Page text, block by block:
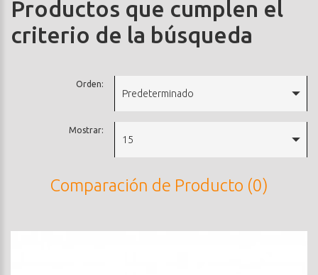
Productos que cumplen el
criterio de la búsqueda
Orden:
Predeterminado
Mostrar:
15
Comparación de Producto (0)